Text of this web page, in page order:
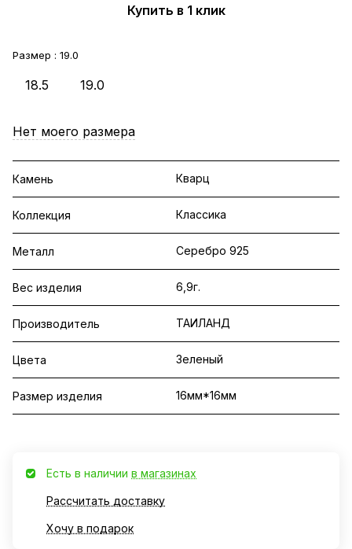
Купить в 1 клик
Размер : 19.0
18.5 19.0
Нет моего размера
Камень Кварц
Коллекция Классика
Металл Серебро 925
Вес изделия 6,9г.
Производитель ТАИЛАНД
Цвета Зеленый
Размер изделия 16мм*16мм
Есть в наличии в магазинах
Рассчитать доставку
Хочу в подарок